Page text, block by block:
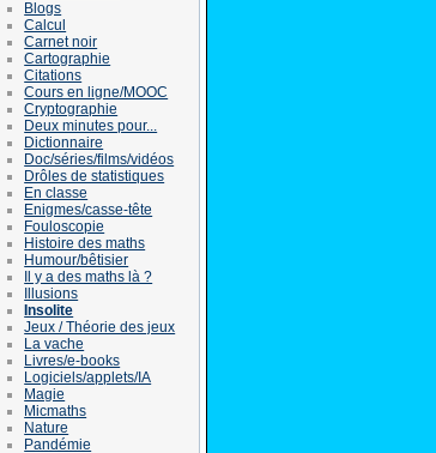
Blogs
Calcul
Carnet noir
Cartographie
Citations
Cours en ligne/MOOC
Cryptographie
Deux minutes pour...
Dictionnaire
Doc/séries/films/vidéos
Drôles de statistiques
En classe
Enigmes/casse-tête
Fouloscopie
Histoire des maths
Humour/bêtisier
Il y a des maths là ?
Illusions
Insolite
Jeux / Théorie des jeux
La vache
Livres/e-books
Logiciels/applets/IA
Magie
Micmaths
Nature
Pandémie